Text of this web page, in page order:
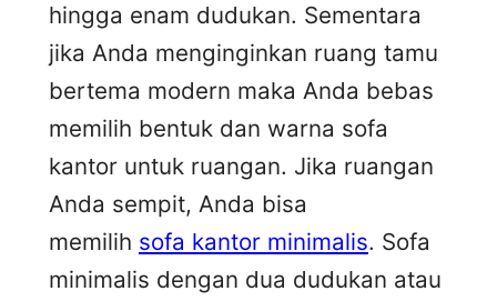
hingga enam dudukan. Sementara
jika Anda menginginkan ruang tamu
bertema modern maka Anda bebas
memilih bentuk dan warna sofa
kantor untuk ruangan. Jika ruangan
Anda sempit, Anda bisa
memilih sofa kantor minimalis. Sofa
minimalis dengan dua dudukan atau